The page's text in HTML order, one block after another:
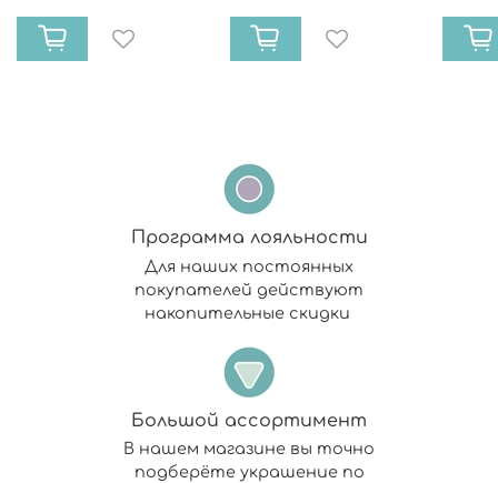
Программа лояльности
Для наших постоянных
покупателей действуют
накопительные скидки
Большой ассортимент
В нашем магазине вы точно
подберёте украшение по